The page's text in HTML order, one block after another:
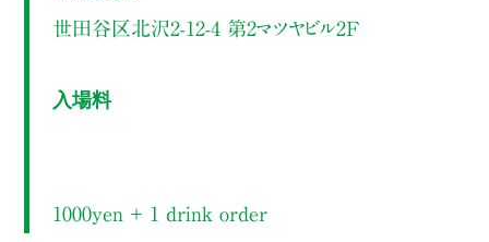
世田谷区北沢2-12-4 第2マツヤビル2F
入場料
1000yen ＋ 1 drink order